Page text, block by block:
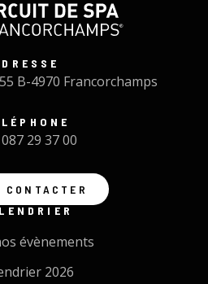
B-4970 Francorchamps
29 37 00
CONTACTER
évènements
2026